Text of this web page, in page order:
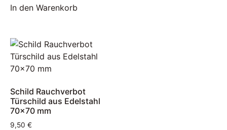
In den Warenkorb
Schild Rauchverbot
Türschild aus Edelstahl
70×70 mm
9,50 €